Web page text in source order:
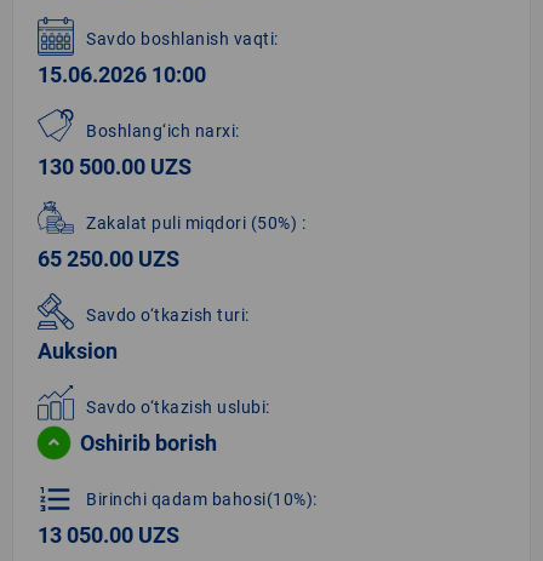
Savdo boshlanish vaqti:
15.06.2026 10:00
Boshlang‘ich narxi:
130 500.00 UZS
Zakalat puli miqdori (50%) :
65 250.00 UZS
Savdo o‘tkazish turi:
Auksion
Savdo o‘tkazish uslubi:
Oshirib borish
format_list_numbered Birinchi qadam bahosi(10%):
13 050.00 UZS